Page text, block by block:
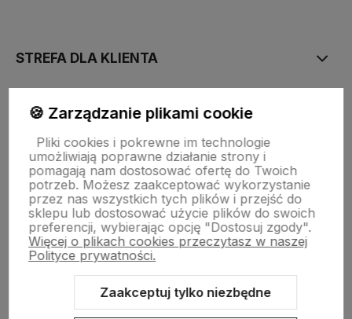
STREFA DLA KLIENTA
PŁATNOŚĆ I DOSTAWA
STRONY INFORMACYJNE
POMOC DLA KLIENTA
🍪 Zarządzanie plikami cookie
Pliki cookies i pokrewne im technologie
umożliwiają poprawne działanie strony i
pomagają nam dostosować ofertę do Twoich
potrzeb. Możesz zaakceptować wykorzystanie
przez nas wszystkich tych plików i przejść do
sklepu lub dostosować użycie plików do swoich
preferencji, wybierając opcję "Dostosuj zgody".
Więcej o plikach cookies przeczytasz w naszej
Polityce prywatności.
Zaakceptuj tylko niezbędne